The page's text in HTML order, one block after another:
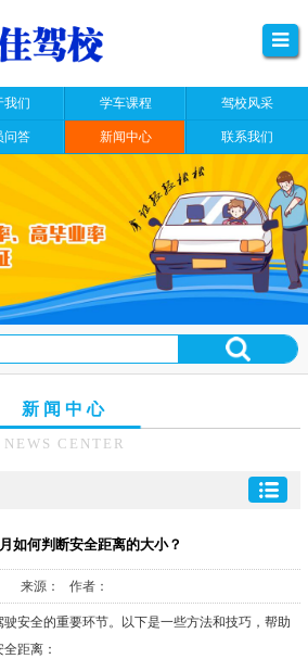
我们 学车课程 驾校风采
问答 新闻中心 联系我们
新闻中心
NEWS CENTER
如何判断安全距离的大小？
来源： 作者：
安全的重要环节。以下是一些方法和技巧，帮助
距离：